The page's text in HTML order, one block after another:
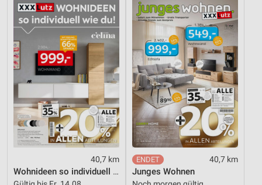
40,7 km
Wohnideen so individuell wie du!
40,7 km
Junges Wohnen